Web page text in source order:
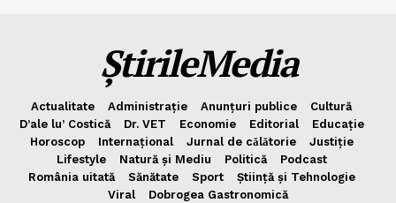
ȘtirileMedia
Actualitate Administrație Anunțuri publice
Cultură
D’ale lu’ Costică
Dr. VET Economie Editorial
Educație
Horoscop
Internațional Jurnal de cǎlǎtorie
Justiție
Lifestyle
Natură și Mediu Politică
Podcast
România uitată
Sănătate Sport
Știință și Tehnologie
Viral
Dobrogea Gastronomică